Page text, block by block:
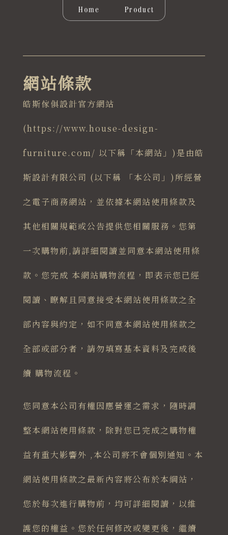
Home Product
網站條款
皓斯傢俱設計官方網站
(https://www.house-design-
furniture.com/ 以下稱「本網站」)是由皓
斯設計有限公司 (以下稱 「本公司」)所經營
之電子商務網站，並依據本網站使用條款及
其他相關規範或公告提供您相關服務。您第
一次購物前,請詳細閱讀並同意本網站使用條
款。您完成 本網站購物流程，即表示您已經
閱讀、瞭解且同意接受本網站使用條款之全
部內容與約定，如不同意本網站使用條款之
全部或部分者，請勿填寫基本資料及完成後
續 購物流程。
您同意本公司有權因應營運之需求，隨時調
整本網站使用條款，除對您已完成之購物權
益有重大影響外 ,本公司將不會個別通知。本
網站使用條款之最新內容將公布於本綱站，
您於每次進行購物前，均可詳細閱讀，以維
護您的權益。您於任何修改或變更後，繼續